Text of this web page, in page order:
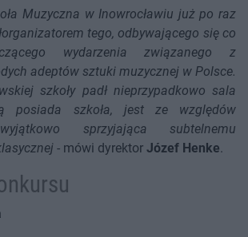
Muzyczna w Inowrocławiu już po raz
tego, odbywającego się co
wydarzenia związanego z
adeptów sztuki muzycznej w Polsce.
szkoły padł nieprzypadkowo sala
posiada szkoła, jest ze względów
sprzyjająca subtelnemu
- mówi dyrektor Józef Henke.